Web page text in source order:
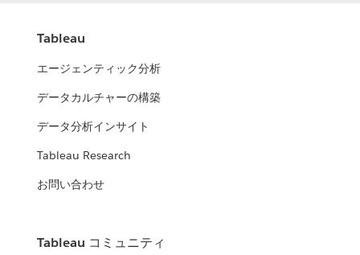
Tableau
エージェンティック分析
データカルチャーの構築
データ分析インサイト
Tableau Research
お問い合わせ
Tableau コミュニティ